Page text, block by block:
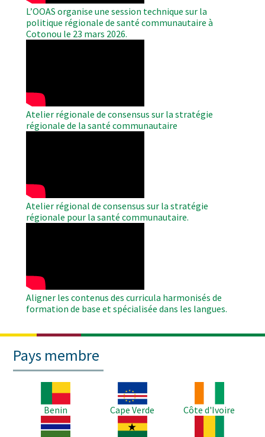
L’OOAS organise une session technique sur la
politique régionale de santé communautaire à
Cotonou le 23 mars 2026.
Atelier régionale de consensus sur la stratégie
régionale de la santé communautaire
Atelier régional de consensus sur la stratégie
régionale pour la santé communautaire.
Aligner les contenus des curricula harmonisés de
formation de base et spécialisée dans les langues.
Pays membre
Benin
Image
Cape Verde
Côte d'Ivoire
Image
Image